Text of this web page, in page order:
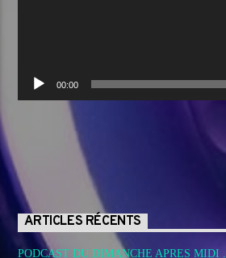
00:00
ARTICLES RÉCENTS
PODCAST DU DIMANCHE APRES MIDI .